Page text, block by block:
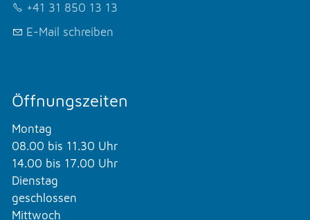
+41 31 850 13 13
E-Mail schreiben
Öffnungszeiten
Montag
08.00 bis 11.30 Uhr
14.00 bis 17.00 Uhr
Dienstag
geschlossen
Mittwoch